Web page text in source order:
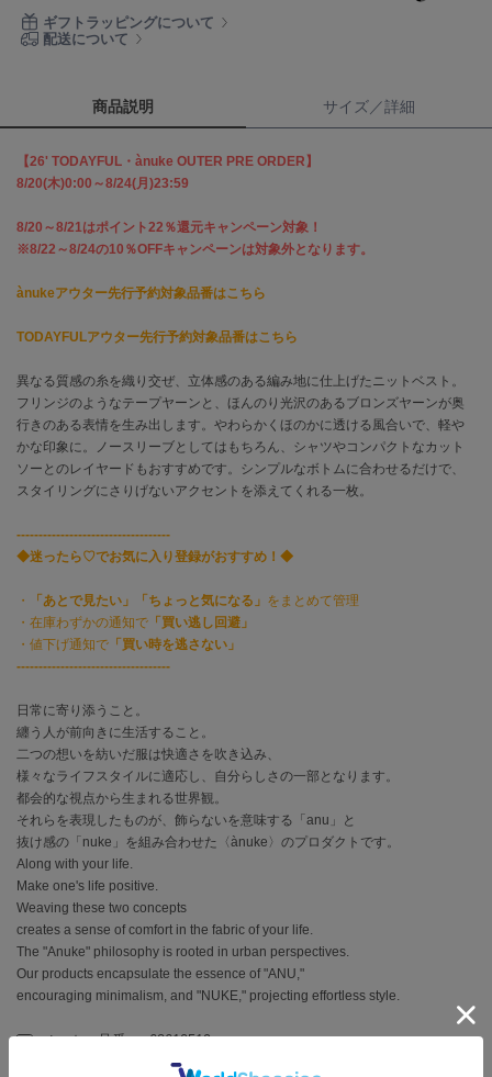
Calvin Klein
カルバン・クライン
セロン
コール ハーン
CONVERSE
コンバース
DANSKIN
エイミー イストワール
emmi
エミ
emmi atelier
エミ アトリエ
emmi yoga
エミヨガ
ETRÉ TOKYO
ey
アイ
FILA
ギフトラッピングについて
配送について
商品説明 サイズ／詳細
【26' TODAYFUL・ànuke OUTER PRE ORDER】
8/20(木)0:00～8/24(月)23:59
8/20～8/21はポイント22％還元キャンペーン対象！
※8/22～8/24の10％OFFキャンペーンは対象外となります。
ànukeアウター先行予約対象品番はこちら
TODAYFULアウター先行予約対象品番はこちら
異なる質感の糸を織り交ぜ、立体感のある編み地に仕上げたニットベスト。
フリンジのようなテープヤーンと、ほんのり光沢のあるブロンズヤーンが奥
行きのある表情を生み出します。やわらかくほのかに透ける風合いで、軽や
かな印象に。ノースリーブとしてはもちろん、シャツやコンパクトなカット
ソーとのレイヤードもおすすめです。シンプルなボトムに合わせるだけで、
スタイリングにさりげないアクセントを添えてくれる一枚。
-----------------------------------
◆迷ったら♡でお気に入り登録がおすすめ！◆
・ 「あとで見たい」「ちょっと気になる」 をまとめて管理
・在庫わずかの通知で 「買い逃し回避」
・値下げ通知で 「買い時を逃さない」
-----------------------------------
日常に寄り添うこと。
纏う人が前向きに生活すること。
二つの想いを紡いだ服は快適さを吹き込み、
様々なライフスタイルに適応し、自分らしさの一部となります。
都会的な視点から生まれる世界観。
それらを表現したものが、飾らないを意味する「anu」と
抜け感の「nuke」を組み合わせた〈ànuke〉のプロダクトです。
Along with your life.
Make one's life positive.
Weaving these two concepts
creates a sense of comfort in the fabric of your life.
The "Anuke" philosophy is rooted in urban perspectives.
Our products encapsulate the essence of "ANU,"
encouraging minimalism, and "NUKE," projecting effortless style.
メーカー品番 ： 62610519
(店舗でお問い合わせの際には、上記品番をお伝え下さい。)